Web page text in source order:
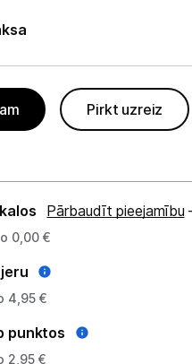
Pirkt uzreiz
Pārbaudīt pieejamību
0,00 €
4,95 €
punktos
2,95 €